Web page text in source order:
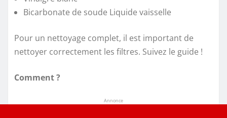
Bicarbonate de soude Liquide vaisselle
Pour un nettoyage complet, il est important de
nettoyer correctement les filtres. Suivez le guide !
Comment ?
Annonce